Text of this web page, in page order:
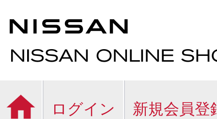
ログイン 新規会員登